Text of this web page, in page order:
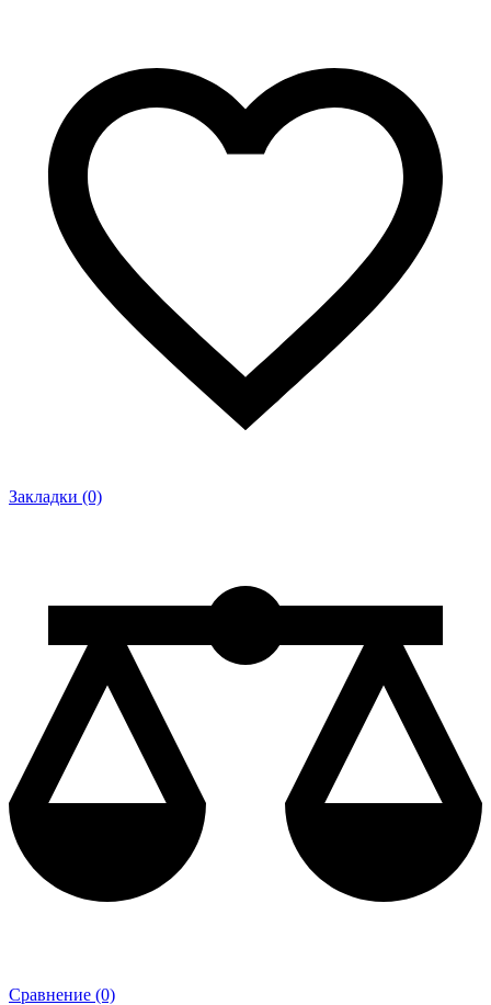
Закладки (0)
Сравнение (0)